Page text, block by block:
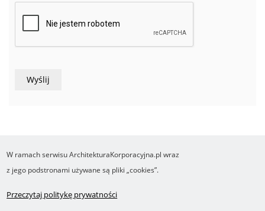
COPYRIGHT ©2016-2026 Ośrodek Studiów nad Cyfrowym Państwem
Wykonanie i obsługa Yasne.pl
Footer
Regulamin Polityka prywatności
W ramach serwisu ArchitekturaKorporacyjna.pl wraz
z jego podstronami używane są pliki „cookies”.
Przeczytaj politykę prywatności